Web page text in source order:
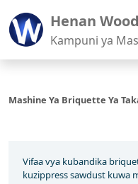
Henan Wood
Kampuni ya
Mashine Ya Briquette Ya
Vifaa vya kubandika
kuzippress sawdust kuwa